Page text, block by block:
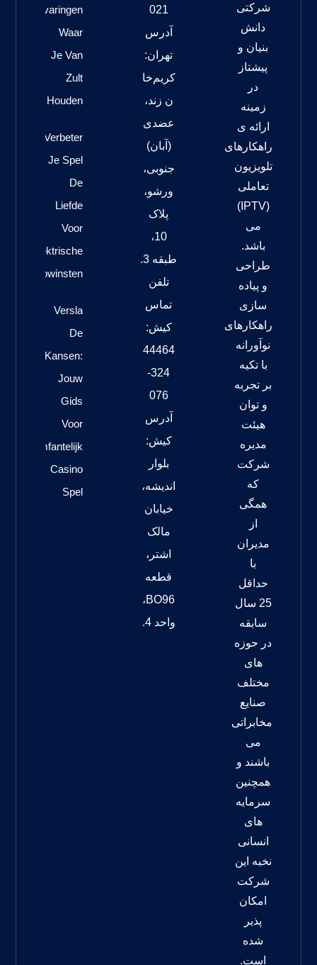
شرکتی
دانش
بنیان و
پیشتاز
در
زمینه
ارائه ی
راهکارهای
تلویزیون
تعاملی
(IPTV)
می
باشد.
طراحی
و پیاده
سازی
راهکارهای
نوآورانه
با تکیه
بر تجربه
و توان
هیئت
مدیره
شرکت
که
همگی
از
مدیران
با
حداقل
25 سال
سابقه
در حوزه
های
مختلف
صنایع
مخابراتی
می
باشند و
همچنین
سرمایه
های
انسانی
نخبه این
شرکت
امکان
پذیر
شده
است.
021
آدرس
تهران:
کریم‌خا
ن زند،
عضدی
(آبان)
جنوبی،
ورشو،
پلاک
10،
طبقه 3.
تلفن
تماس
کیش:
44464
324-
076
آدرس
کیش:
بلوار
اندیشه،
خیابان
مالک
اشتر،
قطعه
BO96،
واحد 4.
Gokervaringen
Waar
Je Van
Zult
Houden
Verbeter
Je Spel
De
Liefde
Voor
Elektrische
Casinowinsten
Versla
De
Kansen:
Jouw
Gids
Voor
Triomfantelijk
Casino
Spel